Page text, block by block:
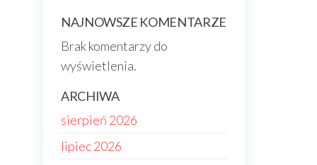
NAJNOWSZE KOMENTARZE
Brak komentarzy do
wyświetlenia.
ARCHIWA
sierpień 2026
lipiec 2026